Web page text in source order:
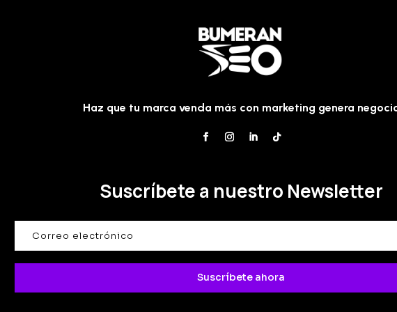
Haz que tu marca venda más con marketing genera
Suscríbete a nuestro Newsletter
Suscríbete ahora